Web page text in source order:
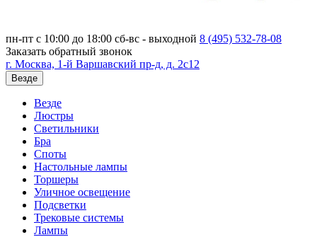
пн-пт с 10:00 до 18:00 сб-вс - выходной 8 (495) 532-78-08
Заказать обратный звонок
г. Москва, 1-й Варшавский пр-д, д. 2с12
Везде
Везде
Люстры
Светильники
Бра
Споты
Настольные лампы
Торшеры
Уличное освещение
Подсветки
Трековые системы
Лампы